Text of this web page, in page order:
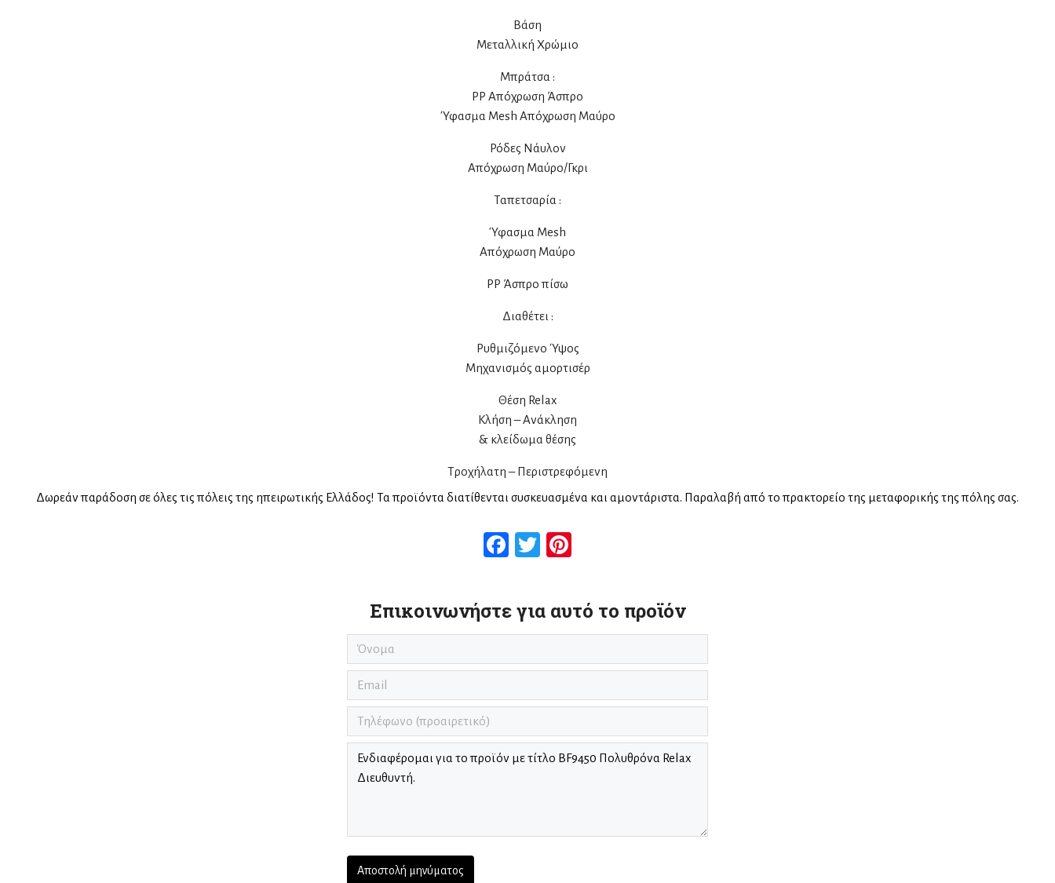
Βάση
Μεταλλική Χρώμιο
Μπράτσα :
PP Απόχρωση Άσπρο
Ύφασμα Mesh Απόχρωση Μαύρο
Ρόδες Νάυλον
Απόχρωση Μαύρο/Γκρι
Ταπετσαρία :
Ύφασμα Mesh
Απόχρωση Μαύρο
PP Άσπρο πίσω
Διαθέτει :
Ρυθμιζόμενο Ύψος
Μηχανισμός αμορτισέρ
Θέση Relax
Κλήση – Ανάκληση
& κλείδωμα θέσης
Τροχήλατη – Περιστρεφόμενη
Δωρεάν παράδοση σε όλες τις πόλεις της ηπειρωτικής Ελλάδος! Τα προϊόντα διατίθενται συσκευασμένα και αμοντάριστα. Παραλαβή από το πρακτορείο της μεταφορικής της πόλης σας.
Facebook
Twitter
Επικοινωνήστε για αυτό το προϊόν